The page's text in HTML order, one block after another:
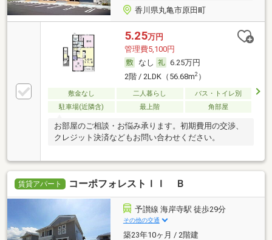
香川県丸亀市原田町
5.25万円
管理費5,100円
なし
6.25万円
2階 / 2LDK（56.68m2）
敷金なし 二人暮らし
バス・トイレ別
駐車場(近隣含)
最上階 角部屋
お部屋のご相談・お悩み承ります。初期費用の交渉、
クレジット決済などもお問い合わせください。
賃貸アパート コーポフォレストＩＩ Ｂ
予讃線 海岸寺駅 徒歩29分
その他の交通
築23年10ヶ月 / 2階建